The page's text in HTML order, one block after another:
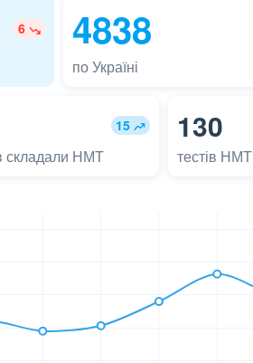
6 4838
по Україні
15
складали НМТ
130
тестів НМТ